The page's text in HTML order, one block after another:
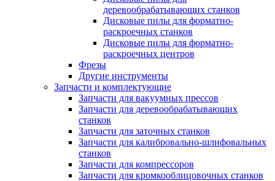
деревообрабатывающих станков
Дисковые пилы для форматно-
раскроечных станков
Дисковые пилы для форматно-
раскроечных центров
Фрезы
Другие инструменты
Запчасти и комплектующие
Запчасти для вакуумных прессов
Запчасти для деревообрабатывающих
станков
Запчасти для заточных станков
Запчасти для калибровально-шлифовальных
станков
Запчасти для компрессоров
Запчасти для кромкооблицовочных станков